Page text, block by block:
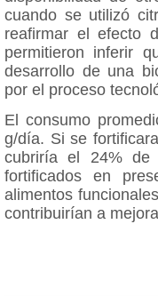
cuando se utilizó
reafirmar el efecto
permitieron inferir
desarrollo de una
por el proceso
El consumo
g/día. Si se
cubriría el 24% de
fortificados en
alimentos
contribuirían a